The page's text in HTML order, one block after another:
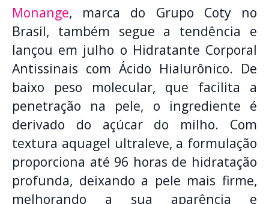
Monange, marca do Grupo Coty no
Brasil, também segue a tendência e
lançou em julho o Hidratante Corporal
Antissinais com Ácido Hialurônico. De
baixo peso molecular, que facilita a
penetração na pele, o ingrediente é
derivado do açúcar do milho. Com
textura aquagel ultraleve, a formulação
proporciona até 96 horas de hidratação
profunda, deixando a pele mais firme,
melhorando a sua aparência e